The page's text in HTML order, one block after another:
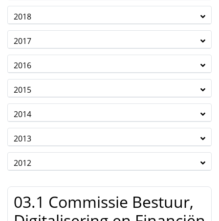
2018
2017
2016
2015
2014
2013
2012
03.1 Commissie Bestuur,